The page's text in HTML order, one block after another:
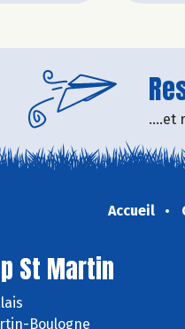
....et
Accueil
St Martin
Boulogne